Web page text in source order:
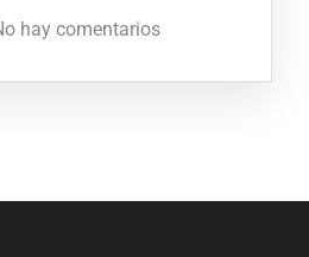
hay comentarios